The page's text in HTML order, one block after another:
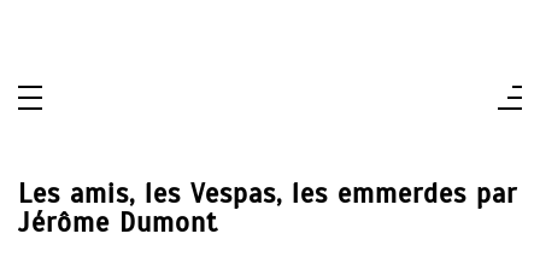
Les amis, les Vespas, les emmerdes par
Jérôme Dumont